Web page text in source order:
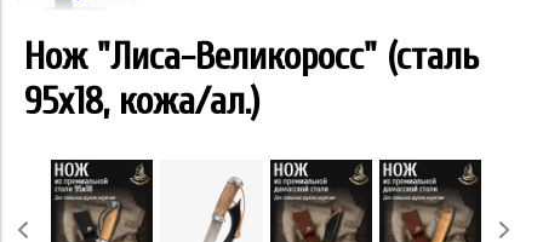
Нож "Лиса-Великоросс" (сталь
95x18, кожа/ал.)